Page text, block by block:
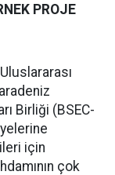
PROJE
Birliği (BSEC-
için
çok